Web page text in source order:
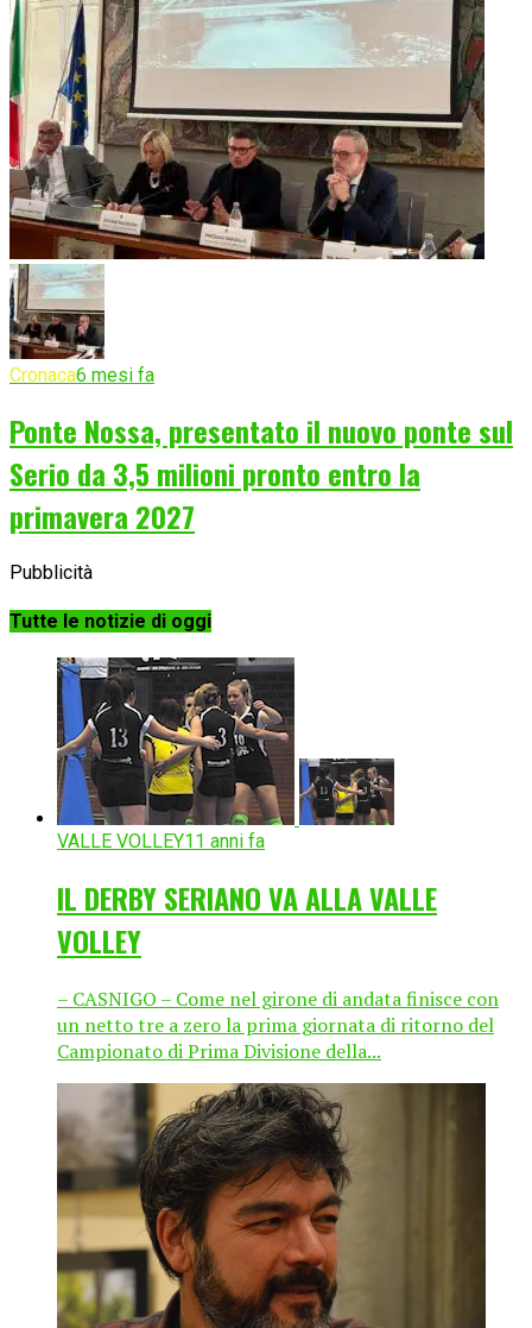
Cronaca6 mesi fa
Ponte Nossa, presentato il nuovo ponte sul
Serio da 3,5 milioni pronto entro la
primavera 2027
Pubblicità
Tutte le notizie di oggi
VALLE VOLLEY11 anni fa
IL DERBY SERIANO VA ALLA VALLE
VOLLEY
– CASNIGO – Come nel girone di andata finisce con
un netto tre a zero la prima giornata di ritorno del
Campionato di Prima Divisione della...